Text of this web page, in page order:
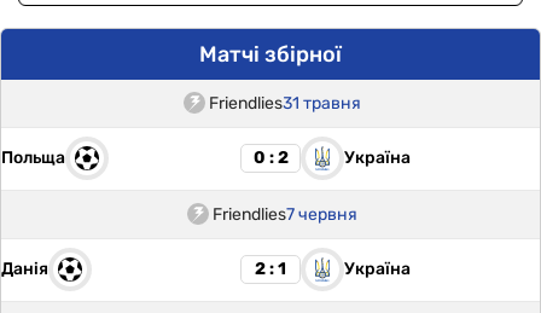
Матчі збірної
Friendlies31 травня
Польща 0 : 2 Україна
Friendlies7 червня
Данія 2 : 1 Україна